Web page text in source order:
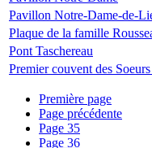
Pavillon Notre-Dame-de-
Plaque de la famille
Pont Taschereau
Premier couvent des
Première page
Page précédente
Page 35
Page 36